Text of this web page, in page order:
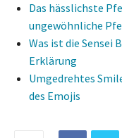
Das hässlichste
ungewöhnliche
Was ist die Sensei
Erklärung
Umgedrehtes
des Emojis